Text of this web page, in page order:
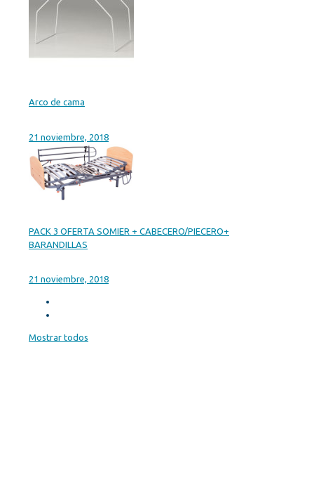
Arco de cama
21 noviembre, 2018
PACK 3 OFERTA SOMIER + CABECERO/PIECERO+
BARANDILLAS
21 noviembre, 2018
Mostrar todos